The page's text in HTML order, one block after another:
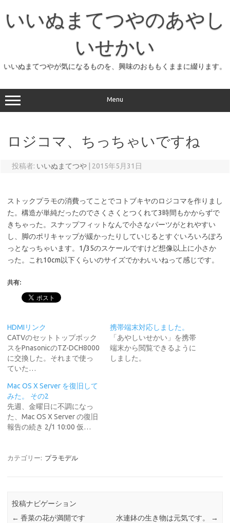
プ
いいぬまてつやのあやし
いせかい
いいぬまてつやが気になるものを、興味のおももくままに綴ります。
Menu
ロジコマ、ちっちゃいですね
投稿者: いいぬまてつや 2015年5月31日
ストックプラモの消費ってことでコトブキヤのロジコマを作りまし
た。構造が単純だったのでさくさくとつくれて3時間もかからずで
きちゃった。スナップフィットなんで小さなパーツがとれやすい
し、脚のポリキャップが緩かったりしていじるとすぐいろいろぽろ
っとなっちゃいます。1/35のスケールですけど想像以上に小さか
った。これ10cm以下くらいのサイズでかわいいねって感じです。
共有:
HDMIリンク
CATVのセットトップボック
スをPnasonicのTZ-DCH8000
に交換した。それまで使っ
ていた…
携帯端末対応しました。
「あやしいせかい」を携帯
端末から閲覧できるように
しました。
Mac OS X Server を復旧して
みた。 その2
先週、金曜日に不調になっ
た、Mac OS X Server の復旧
報告の続き 2/1 10:00 仮…
カテゴリー: プラモデル
投稿ナビゲーション
← 香菜の花が満開です 水連鉢の生き物は元気です。 →